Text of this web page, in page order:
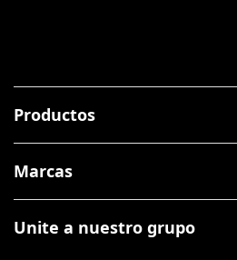
Productos
Marcas
Unite a nuestro grupo